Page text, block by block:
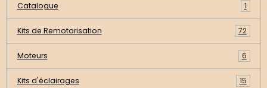
Catalogue 1
Kits de Remotorisation 72
Moteurs 6
Kits d'éclairages 15